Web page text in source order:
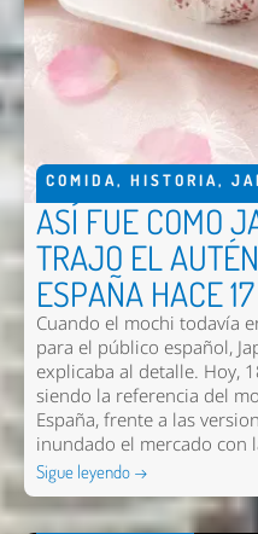
COMIDA, HISTORIA,
ASÍ FUE COMO
TRAJO EL
ESPAÑA HACE
Cuando el mochi todavía
para el público español,
explicaba al detalle. Hoy,
siendo la referencia del
España, frente a las
inundado el mercado con
Sigue leyendo →